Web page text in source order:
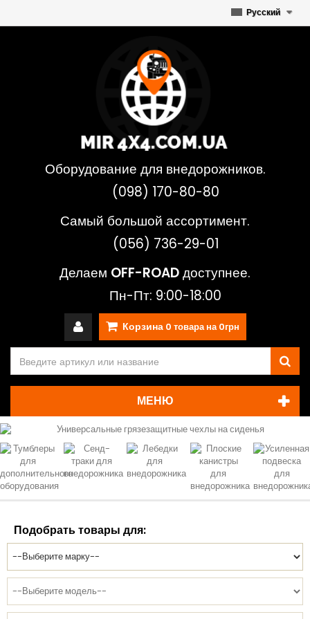
Русский
Оборудование для внедорожников.
(098) 170-80-80
Самый большой ассортимент.
(056) 736-29-01
Делаем OFF-ROADдоступнее.
Пн-Пт: 9:00-18:00
Корзина 0 товара на 0грн
МЕНЮ
Подобрать товары для: